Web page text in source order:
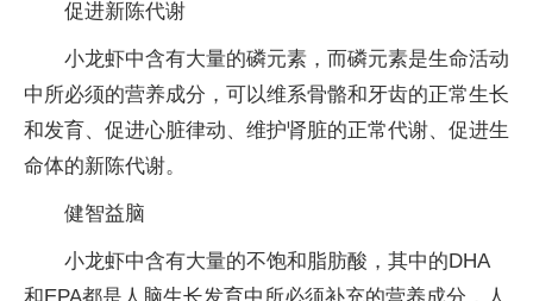
促进新陈代谢
小龙虾中含有大量的磷元素，而磷元素是生命活动
中所必须的营养成分，可以维系骨骼和牙齿的正常生长
和发育、促进心脏律动、维护肾脏的正常代谢、促进生
命体的新陈代谢。
健智益脑
小龙虾中含有大量的不饱和脂肪酸，其中的DHA